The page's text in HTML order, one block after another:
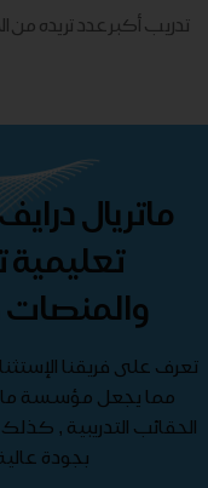
تدريب أكبر عدد تريده
ماتريال
تعرف على فريقنا
مما يجعل مؤسسة
الحقائب التدريبية ,
بجودة